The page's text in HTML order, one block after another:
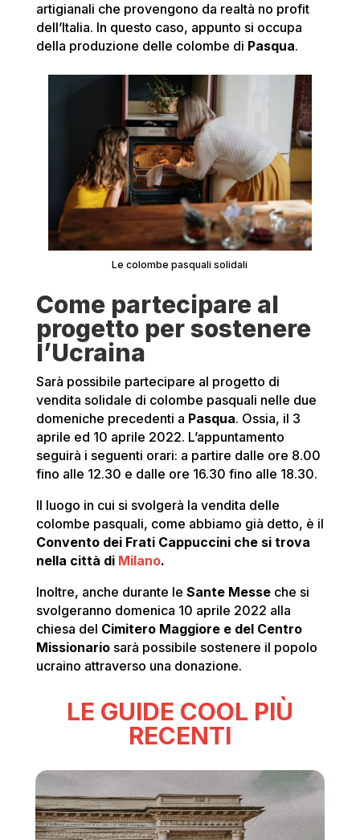
artigianali che provengono da realtà no profit
dell’Italia. In questo caso, appunto si occupa
della produzione delle colombe di Pasqua.
Le colombe pasquali solidali
Come partecipare al
progetto per sostenere
l’Ucraina
Sarà possibile partecipare al progetto di
vendita solidale di colombe pasquali nelle due
domeniche precedenti a Pasqua. Ossia, il 3
aprile ed 10 aprile 2022. L’appuntamento
seguirà i seguenti orari: a partire dalle ore 8.00
fino alle 12.30 e dalle ore 16.30 fino alle 18.30.
Il luogo in cui si svolgerà la vendita delle
colombe pasquali, come abbiamo già detto, è il
Convento dei Frati Cappuccini che si trova
nella città di Milano.
Inoltre, anche durante le Sante Messeche si
svolgeranno domenica 10 aprile 2022 alla
chiesa del Cimitero Maggiore e del Centro
Missionariosarà possibile sostenere il popolo
ucraino attraverso una donazione.
LE GUIDE COOL PIÙ
RECENTI